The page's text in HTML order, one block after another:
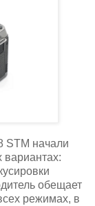
STM начали
вариантах:
обещает
режимах, в